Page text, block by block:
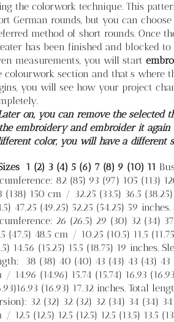
the colorwork technique. This
German rounds, but you can
method of short rounds. Once
has been finished and blocked to
measurements, you will start
colourwork section and that’s where
you will see how your project
on, you can remove the selected
the embroidery and embroider it
color, you will have a different
1 (2) 3 (4) 5 (6) 7 (8) 9 (10) 11
82 (85) 93 (97) 105 (113)
(138) 150 cm / 32.25 (33.5) 36.5
47.25 (49.25) 52.25 (54.25) 59 inches.
26 (26.5) 29 (30) 32 (34)
(47.5) 48.5 cm / 10.25 (10.5) 11.5
14.56 (15.25) 15.5 (18.75) 19 inches.
38 (38) 40 (40) 43 (43) 43 (43) 43
/ 14.96 (14.96) 15.74 (15.74) 16.93
(16.93) 17.32 inches. Total
32 (32) 32 (32) 32 (34) 34 (34)
/ 12.5 (12.5) 12.5 (12.5) 12.5 (13.5) 13.5